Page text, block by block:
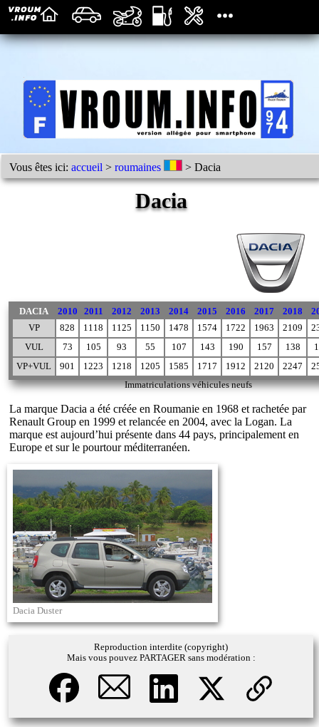
Vous êtes ici:accueil >roumaines > Dacia
Dacia
Immatriculations véhicules neufs
DACIA 2010 2011 2012 2013 2014 2015 2016 2017 2018
VP
828 1118 1125 1150 1478 1574 1722 1963 2109
VUL
73 105 93 55 107 143 190 157 138
VP+VUL
901 1223 1218 1205 1585 1717 1912 2120 2247
La marque Dacia a été créée en Roumanie en 1968 et rachetée par
Renault Group en 1999 et relancée en 2004, avec la Logan. La
marque est aujourd’hui présente dans 44 pays, principalement en
Europe et sur le pourtour méditerranéen.
Dacia Duster
Reproduction interdite (copyright)
Mais vous pouvez PARTAGER sans modération :